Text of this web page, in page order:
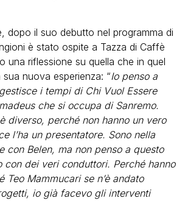
dopo il suo debutto nel programma di
è stato ospite a Tazza di Caffè
una riflessione su quella che in quel
nuova esperienza: “Io penso a
i tempi di Chi Vuol Essere
che si occupa di Sanremo.
diverso, perché non hanno un vero
l’ha un presentatore. Sono nella
con Belen, ma non penso a questo
con dei veri conduttori. Perché hanno
Teo Mammucari se n’è andato
io già facevo gli interventi